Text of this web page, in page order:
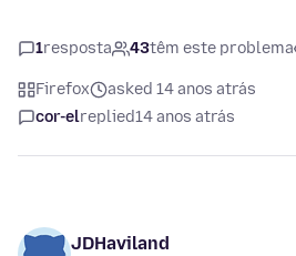
1resposta 43têm este problema
Firefox
asked 14 anos atrás
cor-elreplied14 anos atrás
JDHaviland